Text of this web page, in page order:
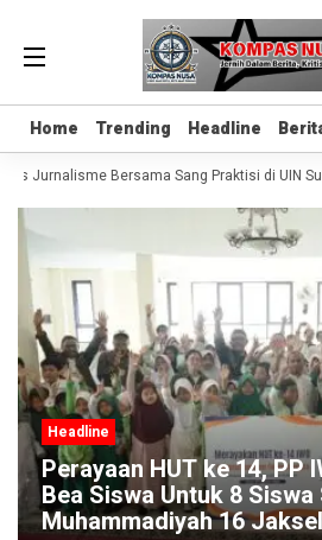
Home Trending Headline
Home Trending Headline
Jurnalisme Bersama Sang Praktisi di UIN
Headline
Perayaan HUT ke 14, PP
Bea Siswa Untuk 8 Siswa
Muhammadiyah 16 Jaksel